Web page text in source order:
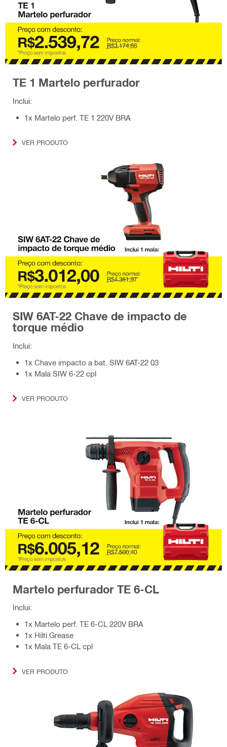
TE 1 Martelo perfurador
Inclui:
1x Martelo perf. TE 1 220V BRA
VER PRODUTO
SIW 6AT-22 Chave de impacto de
torque médio
Inclui:
1x Chave impacto a bat. SIW 6AT-22 03
1x Mala SIW 6-22 cpl
VER PRODUTO
Martelo perfurador TE 6-CL
Inclui:
1x Martelo perf. TE 6-CL 220V BRA
1x Hilti Grease
1x Mala TE 6-CL cpl
VER PRODUTO